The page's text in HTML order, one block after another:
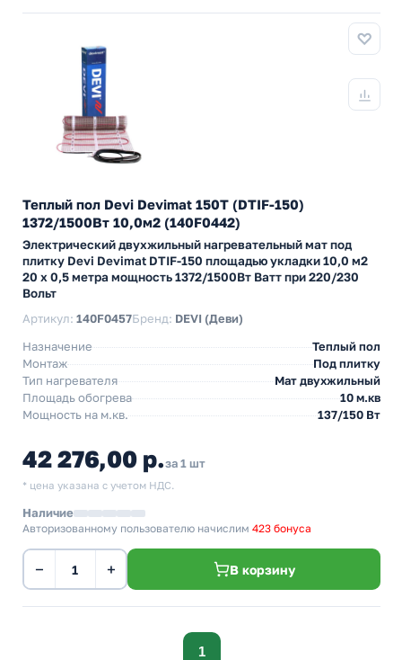
Теплый пол Devi Devimat 150T (DTIF-150)
1372/1500Вт 10,0м2 (140F0442)
Электрический двухжильный нагревательный мат под
плитку Devi Devimat DTIF-150 площадью укладки 10,0 м2
20 х 0,5 метра мощность 1372/1500Вт Ватт при 220/230
Вольт
Артикул: 140F0457Бренд: DEVI (Деви)
Назначение
Теплый пол
Монтаж
Под плитку
Тип нагревателя
Мат двухжильный
Площадь обогрева
10 м.кв
Мощность на м.кв.
137/150 Вт
42 276,00 р.за 1 шт
* цена указана с учетом НДС.
Наличие
Авторизованному пользователю начислим 423 бонуса
− + В корзину
1